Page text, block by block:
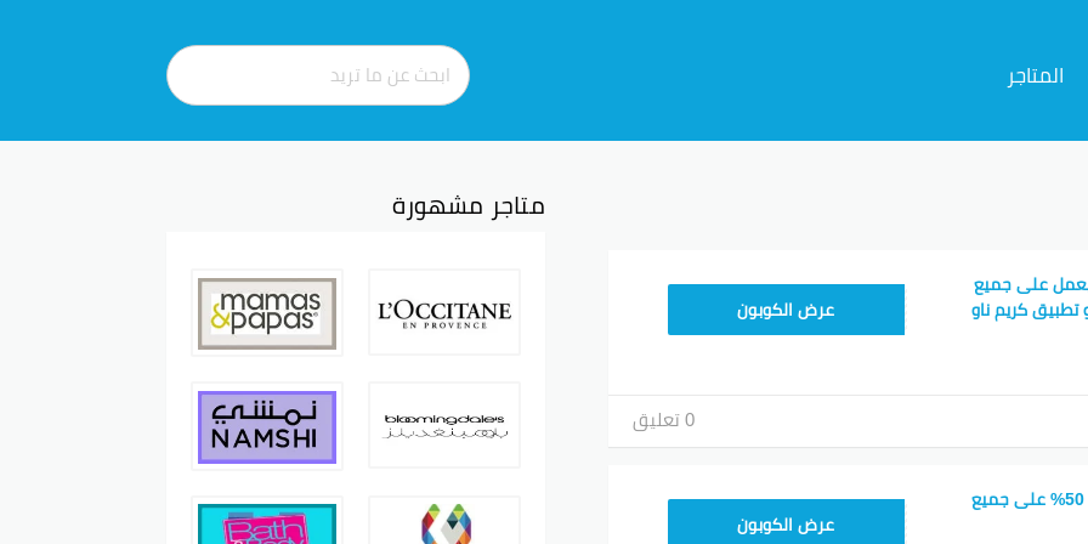
المتاجر
على جميع
كريم ناو
عرض الكوبون
0 تعليق
كود خصم كريم خصم 50% على جميع
عرض الكوبون
متاجر مشهورة